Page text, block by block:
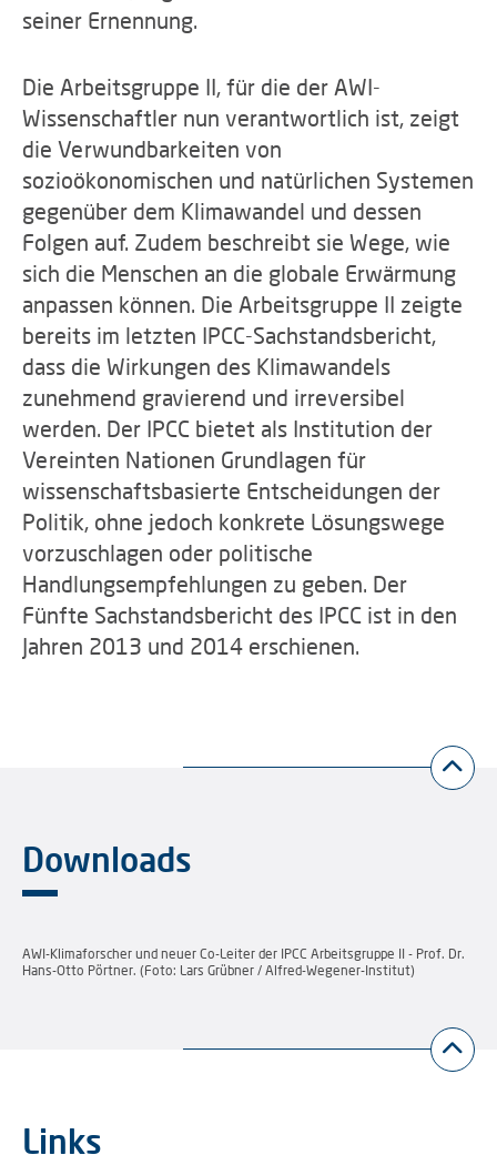
seiner Ernennung.
Die Arbeitsgruppe II, für die der AWI-
Wissenschaftler nun verantwortlich ist, zeigt
die Verwundbarkeiten von
sozioökonomischen und natürlichen Systemen
gegenüber dem Klimawandel und dessen
Folgen auf. Zudem beschreibt sie Wege, wie
sich die Menschen an die globale Erwärmung
anpassen können. Die Arbeitsgruppe II zeigte
bereits im letzten IPCC-Sachstandsbericht,
dass die Wirkungen des Klimawandels
zunehmend gravierend und irreversibel
werden. Der IPCC bietet als Institution der
Vereinten Nationen Grundlagen für
wissenschaftsbasierte Entscheidungen der
Politik, ohne jedoch konkrete Lösungswege
vorzuschlagen oder politische
Handlungsempfehlungen zu geben. Der
Fünfte Sachstandsbericht des IPCC ist in den
Jahren 2013 und 2014 erschienen.
Downloads
AWI-Klimaforscher und neuer Co-Leiter der IPCC Arbeitsgruppe II - Prof. Dr.
Hans-Otto Pörtner. (Foto: Lars Grübner / Alfred-Wegener-Institut)
Links